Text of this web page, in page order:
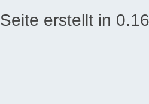
Seite erstellt in